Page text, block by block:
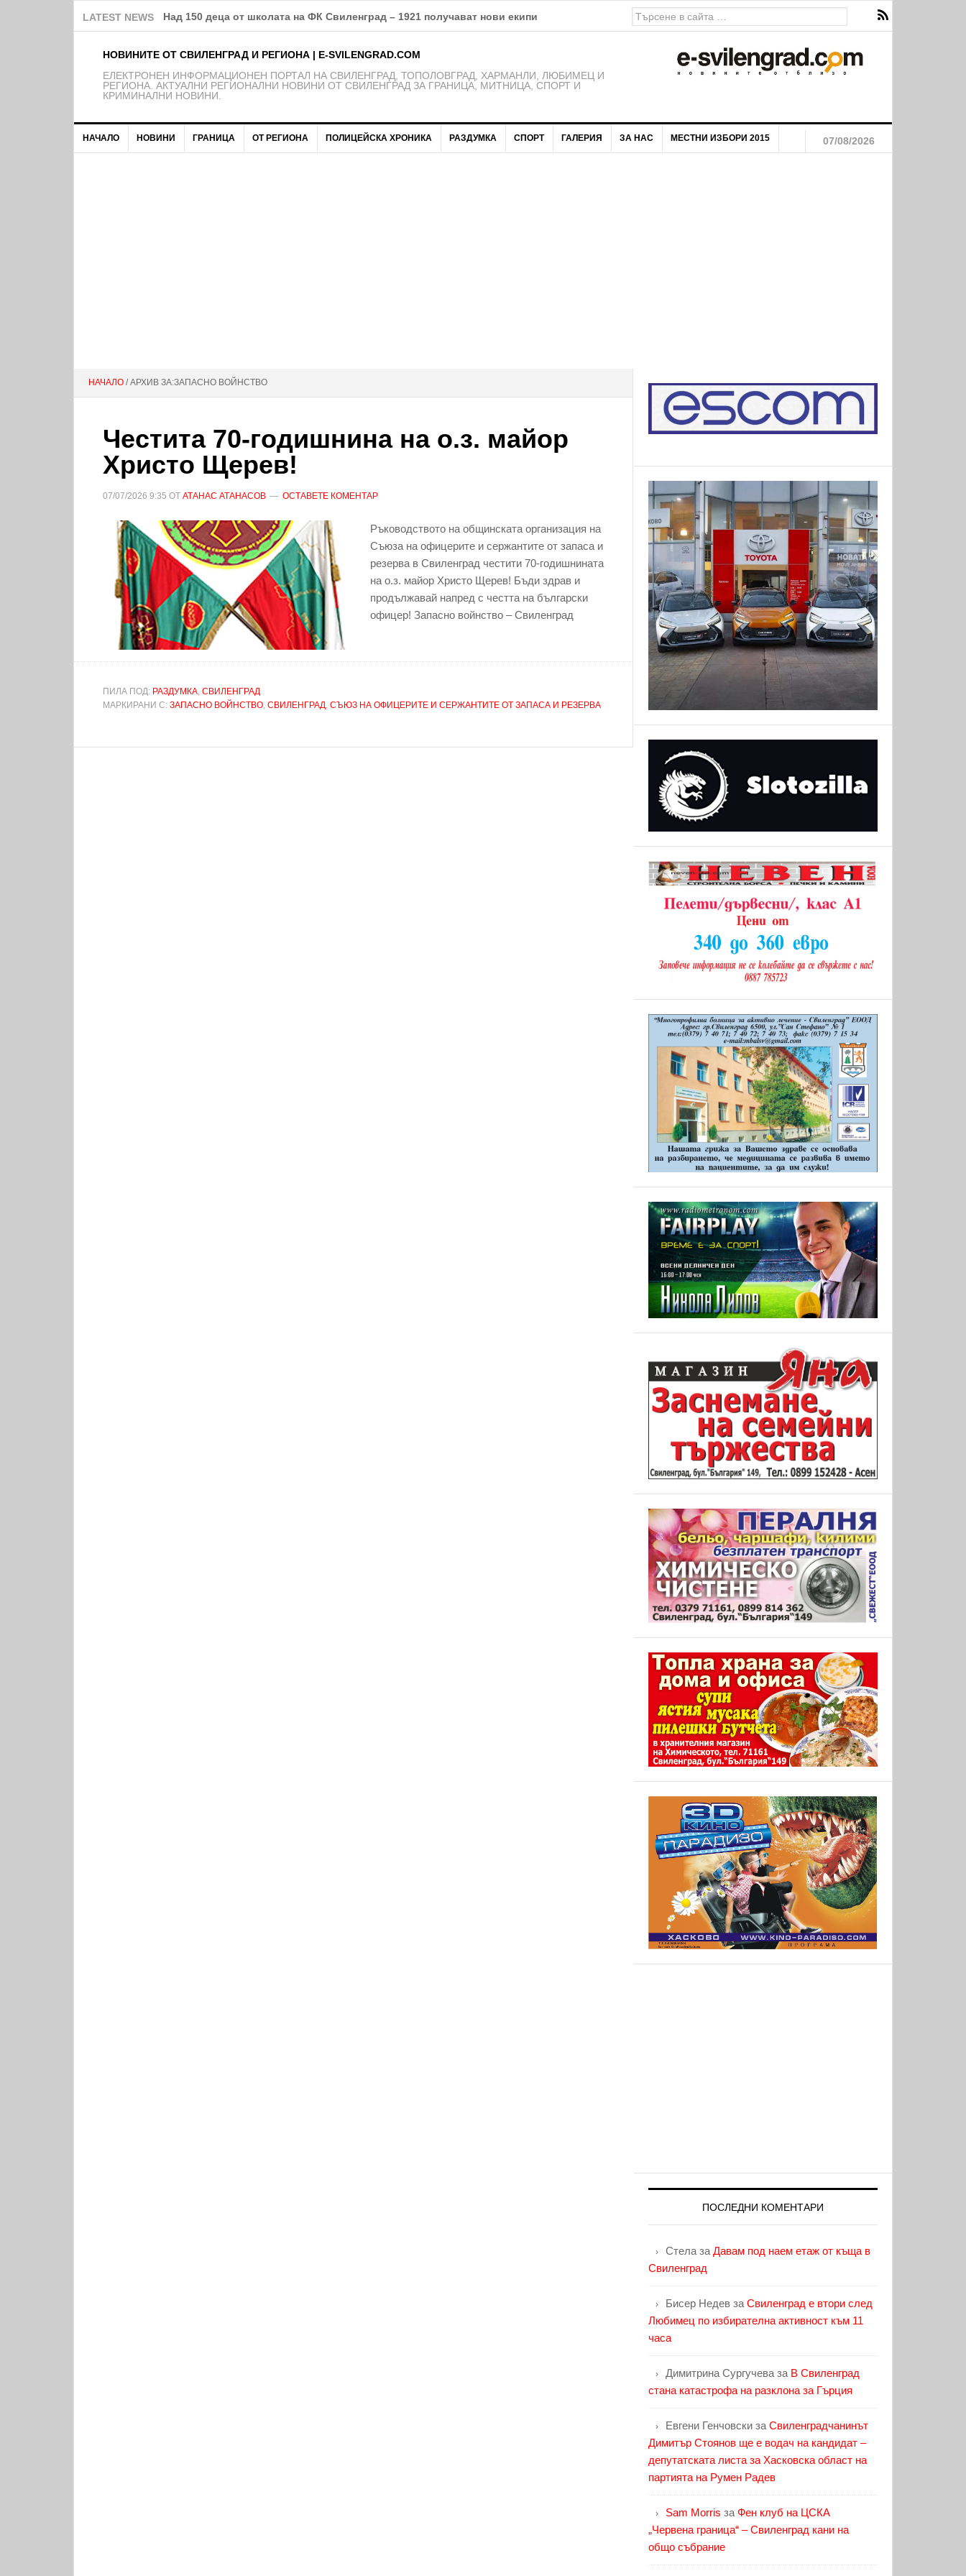
LATEST NEWS Над 150 деца от школата на ФК Свиленград – 1921 получават нови екипи
НОВИНИТЕ ОТ СВИЛЕНГРАД И РЕГИОНА | E-SVILENGRAD.COM
EЛЕКТРОНЕН ИНФОРМАЦИОНЕН ПОРТАЛ НА СВИЛЕНГРАД, ТОПОЛОВГРАД, ХАРМАНЛИ, ЛЮБИМЕЦ И
РЕГИОНА. АКТУАЛНИ РЕГИОНАЛНИ НОВИНИ ОТ СВИЛЕНГРАД ЗА ГРАНИЦА, МИТНИЦА, СПОРТ И
КРИМИНАЛНИ НОВИНИ.
НАЧАЛО НОВИНИ ГРАНИЦА ОТ РЕГИОНА ПОЛИЦЕЙСКА ХРОНИКА РАЗДУМКА СПОРТ ГАЛЕРИЯ ЗА НАС МЕСТНИ ИЗБОРИ 2015 07/08/2026
НАЧАЛО / АРХИВ ЗА:ЗАПАСНО ВОЙНСТВО
Честита 70-годишнина на о.з. майор
Христо Щерев!
07/07/2026 9:35 ОТ АТАНАС АТАНАСОВ ОСТАВЕТЕ КОМЕНТАР
Ръководството на общинската организация на
Съюза на офицерите и сержантите от запаса и
резерва в Свиленград честити 70-годишнината
на о.з. майор Христо Щерев! Бъди здрав и
продължавай напред с честта на български
офицер! Запасно войнство – Свиленград
ПИЛА ПОД: РАЗДУМКА, СВИЛЕНГРАД
МАРКИРАНИ С: ЗАПАСНО ВОЙНСТВО, СВИЛЕНГРАД, СЪЮЗ НА ОФИЦЕРИТЕ И СЕРЖАНТИТЕ ОТ ЗАПАСА И РЕЗЕРВА
ПОСЛЕДНИ КОМЕНТАРИ
Стела за Давам под наем етаж от къща в
Свиленград
Бисер Недев за Свиленград е втори след
Любимец по избирателна активност към 11
часа
Димитрина Сургучева за В Свиленград
стана катастрофа на разклона за Гърция
Евгени Генчовски за Свиленградчанинът
Димитър Стоянов ще е водач на кандидат –
депутатската листа за Хасковска област на
партията на Румен Радев
Sam Morris за Фен клуб на ЦСКА
„Червена граница“ – Свиленград кани на
общо събрание